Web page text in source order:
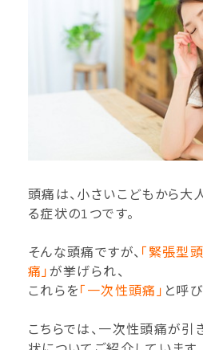
頭痛は、小さいこどもから大
る症状の1つです。
そんな頭痛ですが、 「緊張型
痛」が挙げられ、
これらを「一次性頭痛」 と呼び
こちらでは、一次性頭痛が引